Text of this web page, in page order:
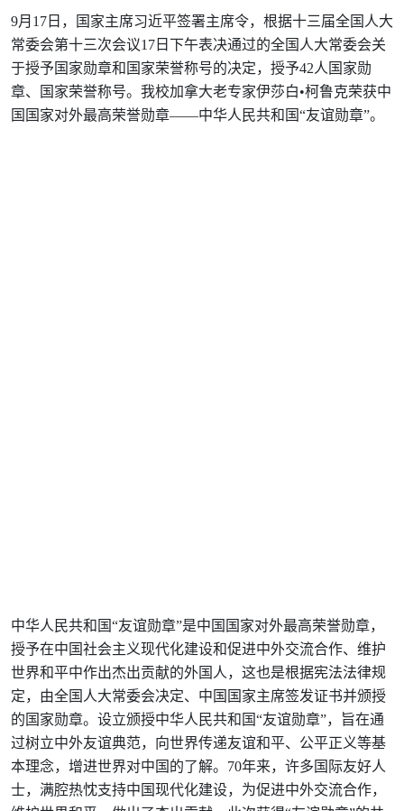
9月17日，国家主席习近平签署主席令，根据十三届全国人大
常委会第十三次会议17日下午表决通过的全国人大常委会关
于授予国家勋章和国家荣誉称号的决定，授予42人国家勋
章、国家荣誉称号。我校加拿大老专家伊莎白•柯鲁克荣获中
国国家对外最高荣誉勋章——中华人民共和国“友谊勋章”。
中华人民共和国“友谊勋章”是中国国家对外最高荣誉勋章，
授予在中国社会主义现代化建设和促进中外交流合作、维护
世界和平中作出杰出贡献的外国人，这也是根据宪法法律规
定，由全国人大常委会决定、中国国家主席签发证书并颁授
的国家勋章。设立颁授中华人民共和国“友谊勋章”，旨在通
过树立中外友谊典范，向世界传递友谊和平、公平正义等基
本理念，增进世界对中国的了解。70年来，许多国际友好人
士，满腔热忱支持中国现代化建设，为促进中外交流合作，